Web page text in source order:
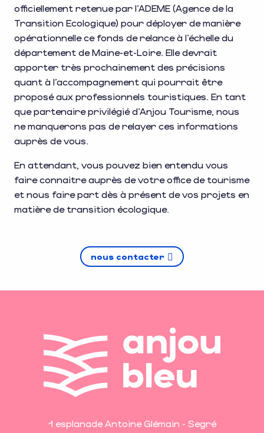
officiellement retenue par l’ADEME (Agence de la
Transition Ecologique) pour déployer de manière
opérationnelle ce fonds de relance à l’échelle du
département de Maine-et-Loire. Elle devrait
apporter très prochainement des précisions
quant à l’accompagnement qui pourrait être
proposé aux professionnels touristiques. En tant
que partenaire privilégié d’Anjou Tourisme, nous
ne manquerons pas de relayer ces informations
auprès de vous.
En attendant, vous pouvez bien entendu vous
faire connaitre auprès de votre office de tourisme
et nous faire part dès à présent de vos projets en
matière de transition écologique.
nous contacter
1 esplanade Antoine Glémain - Segré